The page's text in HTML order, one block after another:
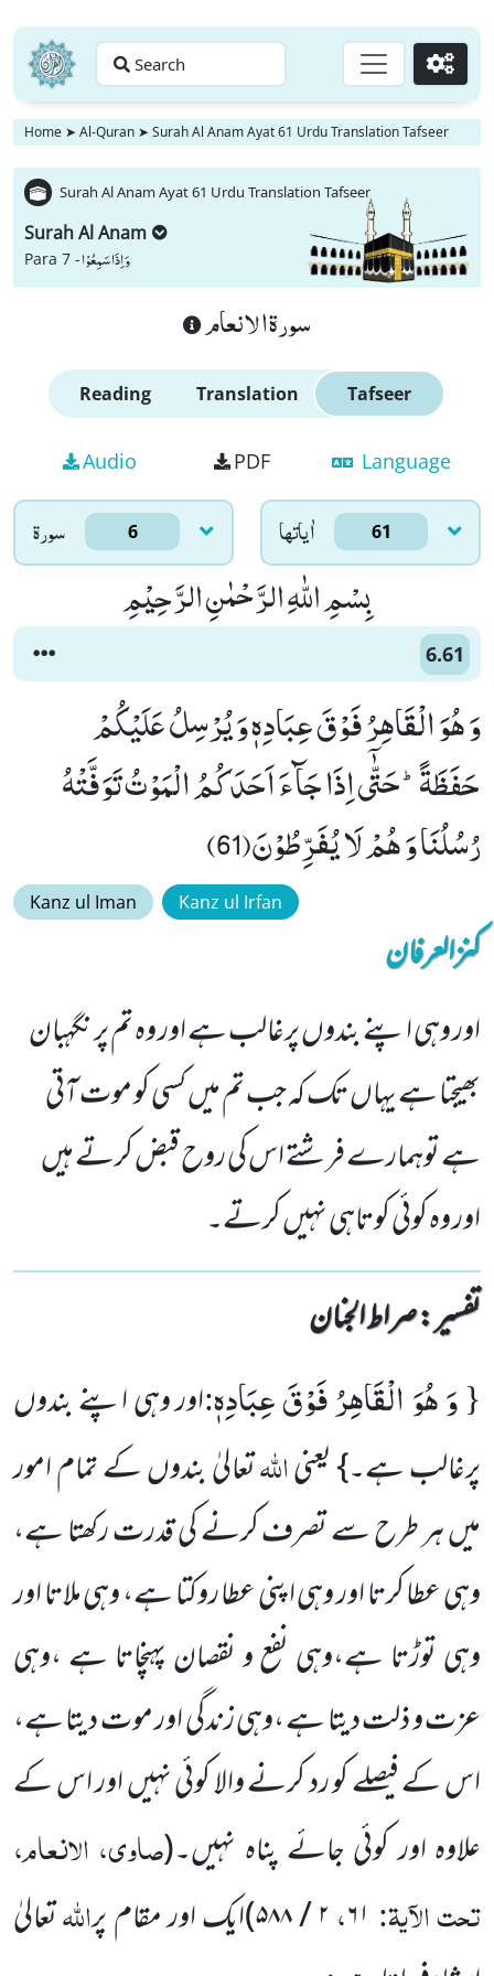
Search Go
Home ➤ Al-Quran ➤ Surah Al Anam Ayat 61 Urdu Translation Tafseer
Surah Al Anam Ayat 61 Urdu Translation Tafseer
Surah Al Anam
Para 7 -وَ اِذَا سَمِعُوْا
سورة الانعام
Reading Translation Tafseer
Audio PDF Language
سورۃ 6 اٰياتها 61
بِسْمِ اللّٰهِ الرَّحْمٰنِ الرَّحِیْمِ
6.61
وَ هُوَ الْقَاهِرُ فَوْقَ عِبَادِهٖ وَ یُرْسِلُ عَلَیْكُمْ
حَفَظَةًؕ-حَتّٰۤى اِذَا جَآءَ اَحَدَكُمُ الْمَوْتُ تَوَفَّتْهُ
رُسُلُنَا وَ هُمْ لَا یُفَرِّطُوْنَ(61)
Kanz ul Iman Kanz ul Irfan
کنزالعرفان
اور وہی اپنے بندوں پرغالب ہے اور وہ تم پر نگہبان
بھیجتا ہے یہاں تک کہ جب تم میں کسی کو موت آتی
ہے توہمارے فرشتے اس کی روح قبض کرتے ہیں
اور وہ کوئی کوتاہی نہیں کرتے۔
تفسیر : ‎صراط الجنان
{وَ هُوَ الْقَاهِرُ فَوْقَ عِبَادِهٖ:اور وہی اپنے بندوں
پرغالب ہے۔}یعنیاللہتعالیٰ بندوں کے تمام امور
میں ہر طرح سے تصرف کرنے کی قدرت رکھتا ہے،
وہی عطا کرتا اور وہی اپنی عطا روکتا ہے، وہی ملاتا اور
وہی توڑتا ہے،وہی نفع و نقصان پہنچاتا ہے ،وہی
عزت و ذلت دیتا ہے ،وہی زندگی اور موت دیتا ہے،
اس کے فیصلے کو رد کرنے والا کوئی نہیں اور اس کے
علاوہ اور کوئی جائے پناہ نہیں۔(صاوی، الانعام،
تحت الآیۃ: ۶۱،۲ / ۵۸۸) ایک اور مقام پراللہتعالیٰ